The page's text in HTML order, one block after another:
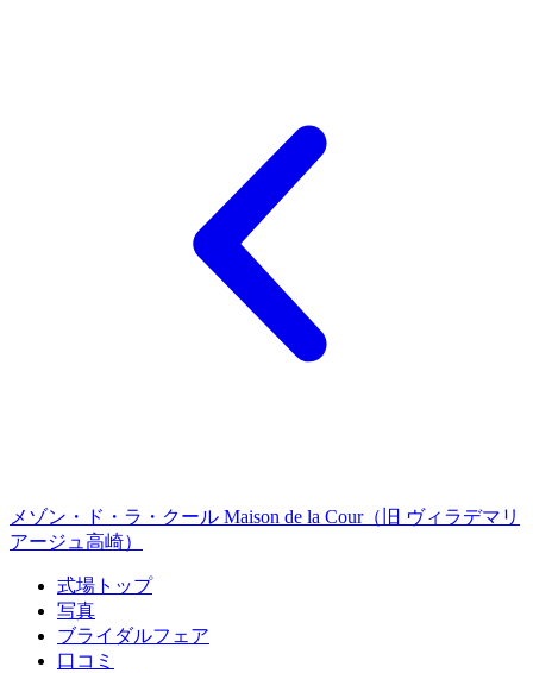
メゾン・ド・ラ・クール Maison de la Cour（旧 ヴィラデマリ
アージュ高崎）
式場トップ
写真
ブライダルフェア
口コミ